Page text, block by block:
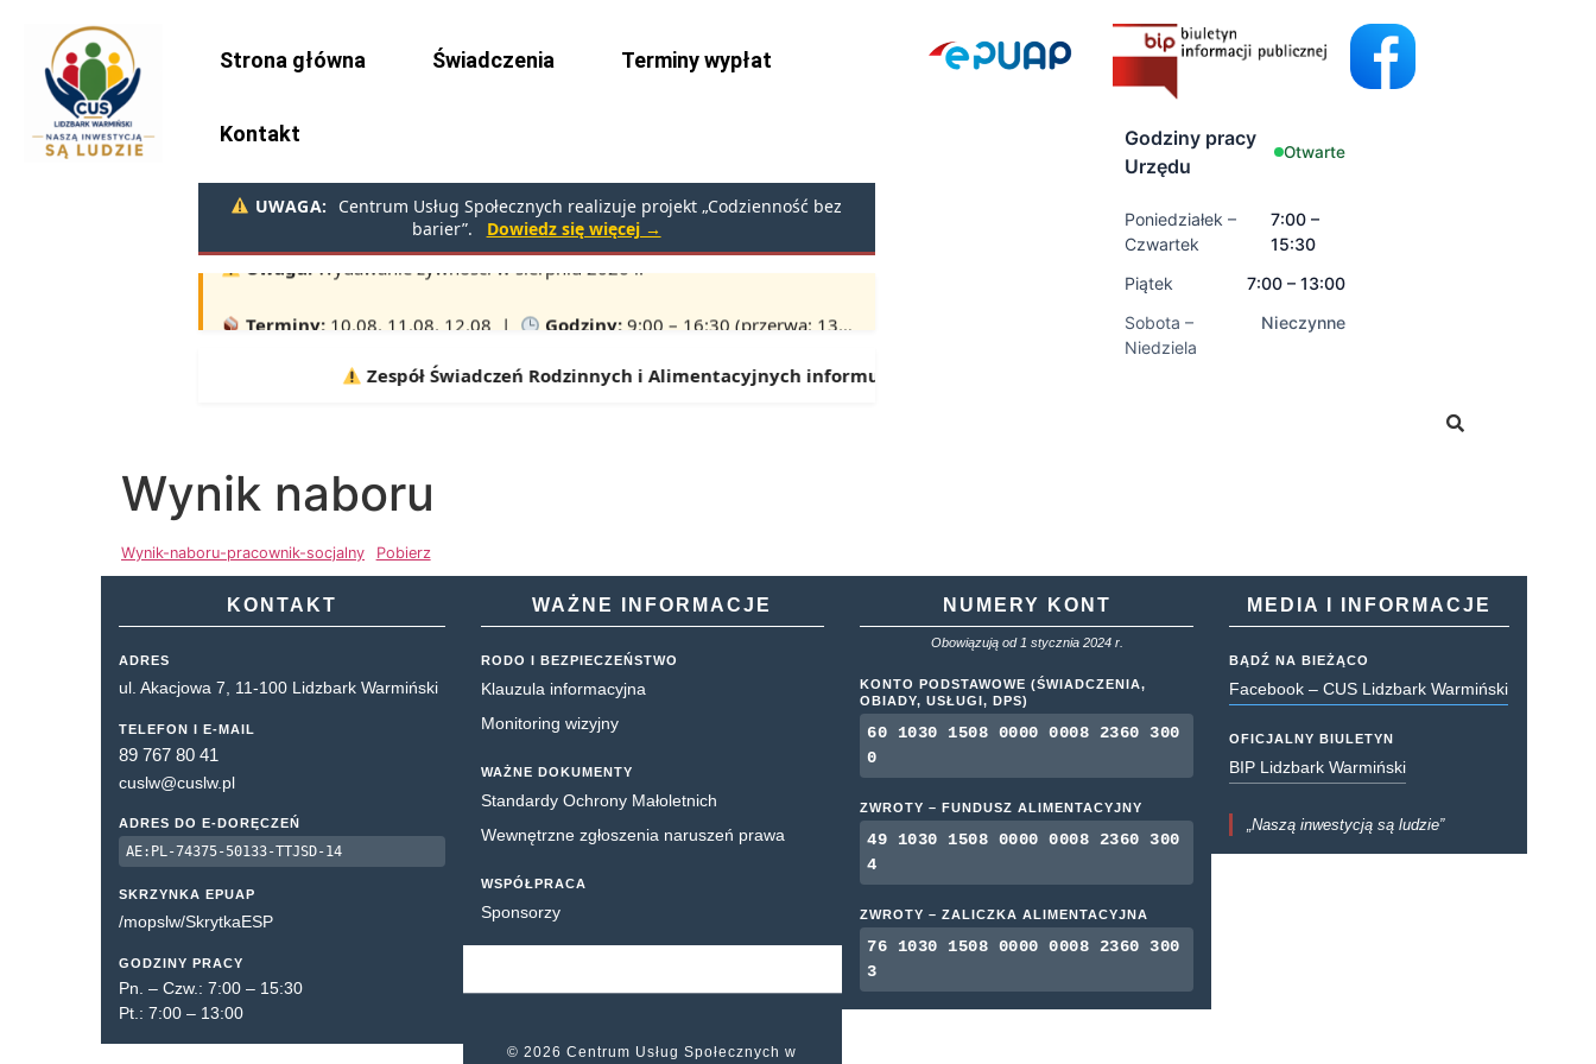
Strona główna Świadczenia Terminy wypłat
Kontakt
UWAGA:
Centrum Usług Społecznych realizuje projekt „Codzienność bez
barier”.
Dowiedz się więcej →
Zespół Świadczeń Rodzinnych i Alimentacyjnych informuje:
Godziny pracy
Urzędu
Otwarte
Poniedziałek –
Czwartek
7:00 –
15:30
Piątek
7:00 – 13:00
Sobota –
Niedziela
Nieczynne
Wynik naboru
Wynik-naboru-pracownik-socjalny Pobierz
KONTAKT
ADRES
ul. Akacjowa 7, 11-100 Lidzbark Warmiński
TELEFON I E-MAIL
89 767 80 41
cuslw@cuslw.pl
ADRES DO E-DORĘCZEŃ
AE:PL-74375-50133-TTJSD-14
SKRZYNKA EPUAP
/mopslw/SkrytkaESP
GODZINY PRACY
Pn. – Czw.: 7:00 – 15:30
Pt.: 7:00 – 13:00
WAŻNE INFORMACJE
RODO I BEZPIECZEŃSTWO
Klauzula informacyjna
Monitoring wizyjny
WAŻNE DOKUMENTY
Standardy Ochrony Małoletnich
Wewnętrzne zgłoszenia naruszeń prawa
WSPÓŁPRACA
Sponsorzy
© 2026 Centrum Usług Społecznych w
NUMERY KONT
Obowiązują od 1 stycznia 2024 r.
KONTO PODSTAWOWE (ŚWIADCZENIA,
OBIADY, USŁUGI, DPS)
60 1030 1508 0000 0008 2360 300
0
ZWROTY – FUNDUSZ ALIMENTACYJNY
49 1030 1508 0000 0008 2360 300
4
ZWROTY – ZALICZKA ALIMENTACYJNA
76 1030 1508 0000 0008 2360 300
3
MEDIA I INFORMACJE
BĄDŹ NA BIEŻĄCO
Facebook – CUS Lidzbark Warmiński
OFICJALNY BIULETYN
BIP Lidzbark Warmiński
„Naszą inwestycją są ludzie”